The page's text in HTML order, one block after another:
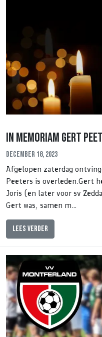
In memoriam Gert
December 18, 2023
Afgelopen zaterdag
Peeters is overleden.Gert
Joris (en later voor sv
Gert was, samen m…
Lees verder